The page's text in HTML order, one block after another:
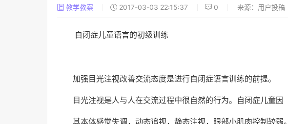
教学教案 2017-03-03 22:15:37 0 来源：用户投稿
自闭症儿童语言的初级训练
加强目光注视改善交流态度是进行自闭症语言训练的前提。
目光注视是人与人在交流过程中很自然的行为。自闭症儿童因
其本体感觉失调，动态追视，静态注视，眼部小肌肉控制较弱。